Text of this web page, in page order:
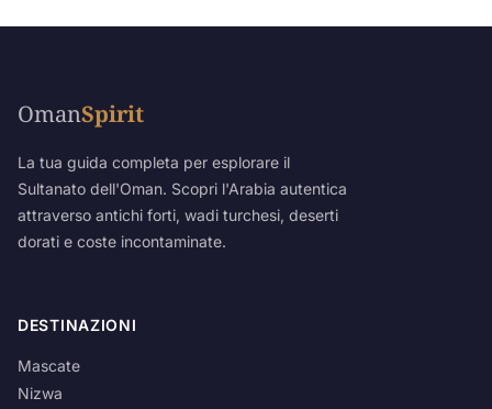
OmanSpirit
La tua guida completa per esplorare il
Sultanato dell'Oman. Scopri l'Arabia autentica
attraverso antichi forti, wadi turchesi, deserti
dorati e coste incontaminate.
DESTINAZIONI
Mascate
Nizwa